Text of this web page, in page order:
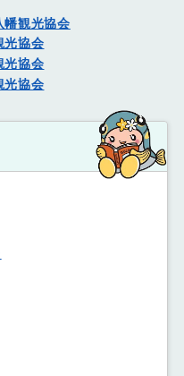
幡観光協会
光協会
光協会
光協会